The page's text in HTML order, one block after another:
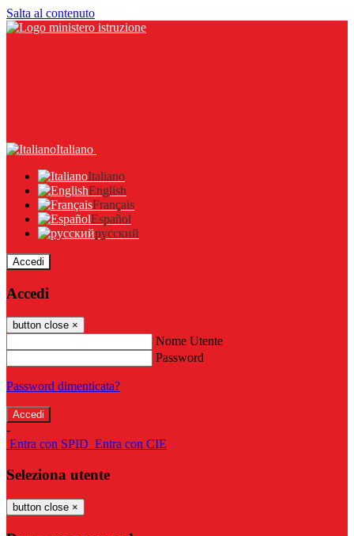
Salta al contenuto
Italiano
Italiano
English
Français
Español
русский
Accedi
Accedi
button close ×
Nome Utente
Password
Password dimenticata?
-
Entra con SPID Entra con CIE
Seleziona utente
button close ×